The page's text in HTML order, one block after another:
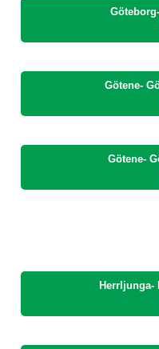
Götene-
Götene-
Herrljunga-